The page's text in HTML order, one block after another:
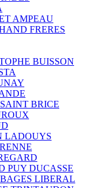
AMPEAU
FRERES
BUISSON
BRICE
LADOUYS
PUY DUCASSE
LIBERAL